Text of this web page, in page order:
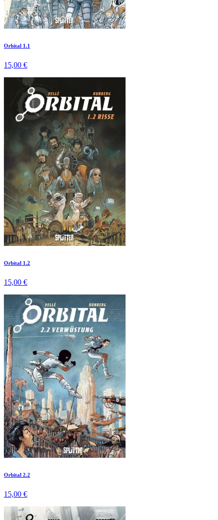
Orbital 1.1
15,00 €
Orbital 1.2
15,00 €
Orbital 2.2
15,00 €